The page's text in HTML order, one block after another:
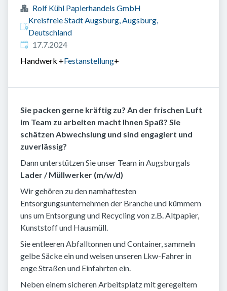
Rolf Kühl Papierhandels GmbH
Kreisfreie Stadt Augsburg, Augsburg,
Deutschland
Veröffentlicht
17.7.2024
Handwerk +Festanstellung+
Sie packen gerne kräftig zu? An der frischen Luft
im Team zu arbeiten macht Ihnen Spaß? Sie
schätzen Abwechslung und sind engagiert und
zuverlässig?
Dann unterstützen Sie unser Team in Augsburgals
Lader / Müllwerker (m/w/d)
Wir gehören zu den namhaftesten
Entsorgungsunternehmen der Branche und kümmern
uns um Entsorgung und Recycling von z.B. Altpapier,
Kunststoff und Hausmüll.
Sie entleeren Abfalltonnen und Container, sammeln
gelbe Säcke ein und weisen unseren Lkw-Fahrer in
enge Straßen und Einfahrten ein.
Neben einem sicheren Arbeitsplatz mit geregeltem